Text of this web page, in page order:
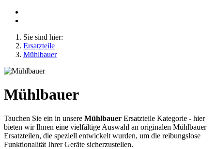
Sie sind hier:
Ersatzteile
Mühlbauer
Mühlbauer
Tauchen Sie ein in unsere Mühlbauer Ersatzteile Kategorie - hier
bieten wir Ihnen eine vielfältige Auswahl an originalen Mühlbauer
Ersatzteilen, die speziell entwickelt wurden, um die reibungslose
Funktionalität Ihrer Geräte sicherzustellen.